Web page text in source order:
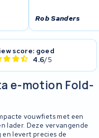
Rob Sanders
score: goed
4.6/5
e-motion Fold-
vouwfiets met een
lader. Deze vervangende
levert precies de